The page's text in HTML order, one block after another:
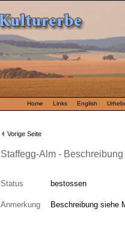
Home Links English
Vorige Seite
Staffegg-Alm - Beschreibung
Status bestossen
Anmerkung Beschreibung siehe